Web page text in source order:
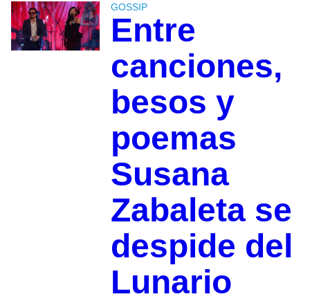
GOSSIP
Entre
canciones,
besos y
poemas
Susana
Zabaleta se
despide del
Lunario